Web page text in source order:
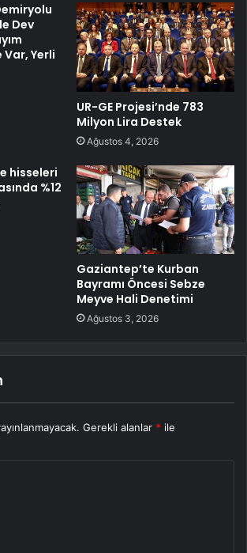
Dev
Var, Yerli
UR-GE Projesi’nde 783
Milyon Lira Destek
Ağustos 4, 2026
hisseleri
%12
Gaziantep’te Kurban
Bayramı Öncesi Sebze
Meyve Hali Denetimi
Ağustos 3, 2026
Gerekli alanlar * ile